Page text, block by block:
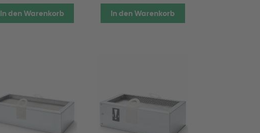
In den Warenkorb In den Warenkorb